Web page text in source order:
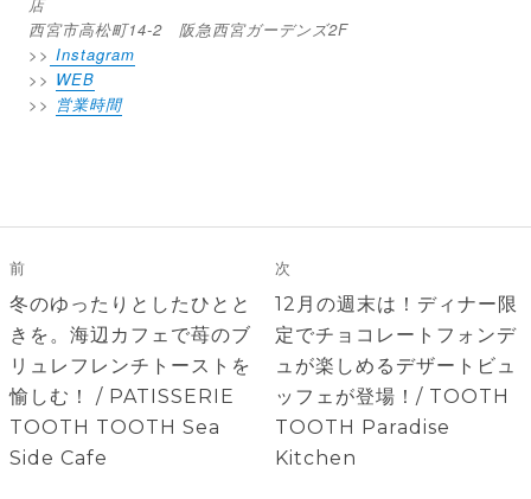
西宮市高松町14-2 阪急西宮ガーデンズ2F
>> Instagram
>> WEB
>> 営業時間
稿
ナ
ビ
ゲ
ー
シ
ョ
前
前
の
投
稿:
冬のゆったりとしたひとと
きを。海辺カフェで苺のブ
リュレフレンチトーストを
愉しむ！ / PATISSERIE
TOOTH TOOTH Sea
Side Cafe
次
次
の
投
稿:
12月の週末は！ディナー限
定でチョコレートフォンデ
ュが楽しめるデザートビュ
ッフェが登場！/ TOOTH
TOOTH Paradise
Kitchen